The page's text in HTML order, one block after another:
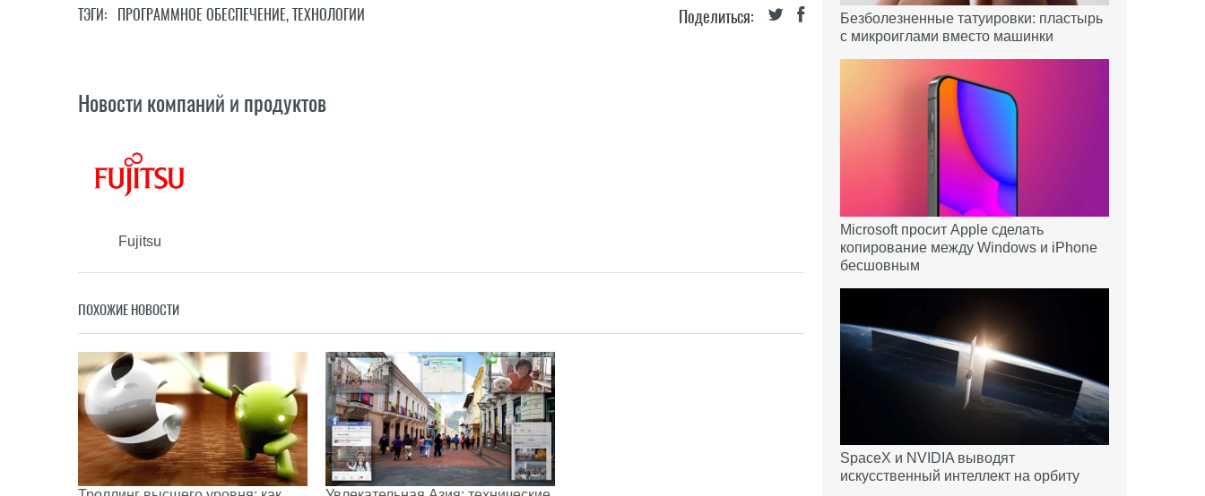
Поделиться:
ТЭГИ: ПРОГРАММНОЕ ОБЕСПЕЧЕНИЕ,ТЕХНОЛОГИИ
Новости компаний и продуктов
Fujitsu
ПОХОЖИЕ НОВОСТИ
Безболезненные татуировки: пластырь
с микроиглами вместо машинки
Microsoft просит Apple сделать
копирование между Windows и iPhone
бесшовным
SpaceX и NVIDIA выводят
искусственный интеллект на орбиту